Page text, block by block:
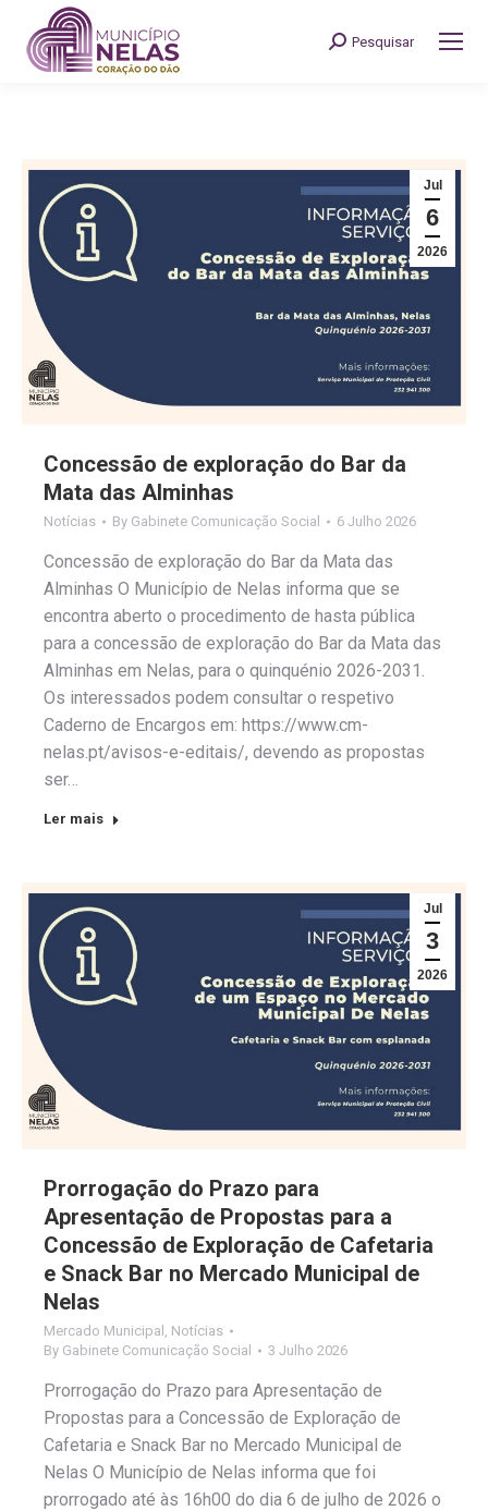
Search:
Pesquisar
Jul
6
2026
Concessão de exploração do Bar da
Mata das Alminhas
Notícias By Gabinete Comunicação Social 6 Julho 2026
Concessão de exploração do Bar da Mata das
Alminhas O Município de Nelas informa que se
encontra aberto o procedimento de hasta pública
para a concessão de exploração do Bar da Mata das
Alminhas em Nelas, para o quinquénio 2026-2031.
Os interessados podem consultar o respetivo
Caderno de Encargos em: https://www.cm-
nelas.pt/avisos-e-editais/, devendo as propostas
ser…
Ler mais
Jul
3
2026
Prorrogação do Prazo para
Apresentação de Propostas para a
Concessão de Exploração de Cafetaria
e Snack Bar no Mercado Municipal de
Nelas
Mercado Municipal Notícias
By Gabinete Comunicação Social 3 Julho 2026
Prorrogação do Prazo para Apresentação de
Propostas para a Concessão de Exploração de
Cafetaria e Snack Bar no Mercado Municipal de
Nelas O Município de Nelas informa que foi
prorrogado até às 16h00 do dia 6 de julho de 2026 o